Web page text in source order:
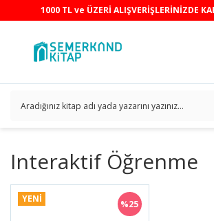
1000 TL ve ÜZERİ ALIŞVERİŞLERİNİZDE
Interaktif Öğrenme
YENİ %25